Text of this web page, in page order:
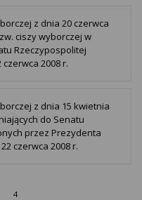
z dnia 20 czerwca
ciszy wyborczej w
Rzeczypospolitej
2008 r.
z dnia 15 kwietnia
do Senatu
przez Prezydenta
czerwca 2008 r.
4